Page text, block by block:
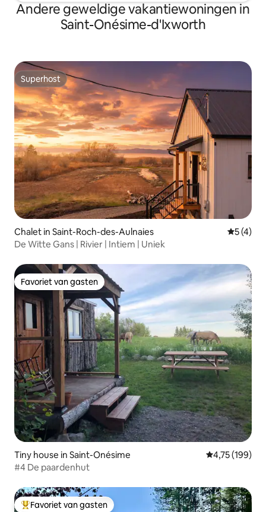
Andere geweldige vakantiewoningen in
Saint-Onésime-d'Ixworth
Superhost
Superhost
Chalet in Saint-Roch-des-Aulnaies
5 (4)
De Witte Gans | Rivier | Intiem | Uniek
Favoriet van gasten
Favoriet van gasten
Tiny house in Saint-Onésime Gemiddelde
4,75 (199)
#4 De paardenhut
Favoriet van gasten